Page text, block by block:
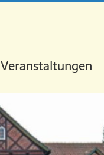
Veranstaltungen